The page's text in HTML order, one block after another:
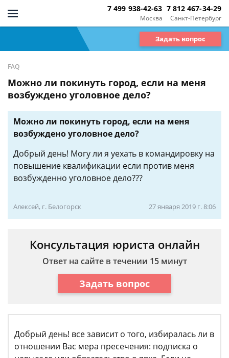
Москва
7 499 938-42-63
Санкт-Петербург
7 812 467-34-29
Задать вопрос
FAQ
Можно ли покинуть город, если на меня
возбуждено уголовное дело?
Можно ли покинуть город, если на меня
возбуждено уголовное дело?
Добрый день! Могу ли я уехать в командировку на
повышение квалификации если против меня
возбужденно уголовное дело???
Алексей, г. Белогорск 27 января 2019 г. 8:06
Консультация юриста онлайн
Ответ на сайте в течении 15 минут
Задать вопрос
Добрый день! все зависит о того, избиралась ли в
отношении Вас мера пресечения: подписка о